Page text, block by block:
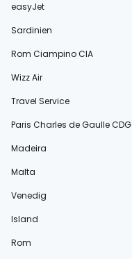
easyJet
Sardinien
Rom Ciampino CIA
Wizz Air
Travel Service
Paris Charles de Gaulle CDG
Madeira
Malta
Venedig
Island
Rom